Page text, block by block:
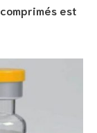
est